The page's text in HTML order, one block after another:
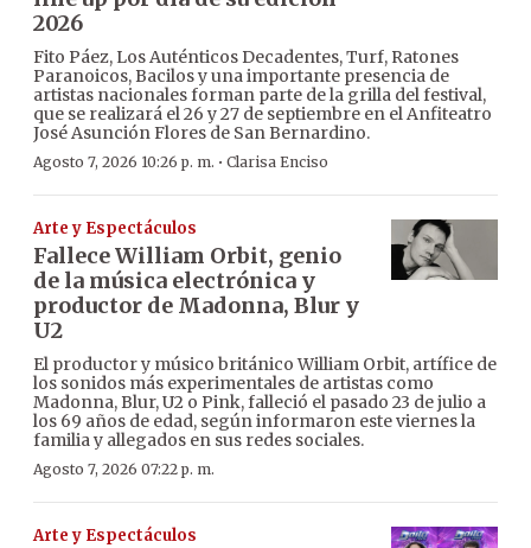
2026
Fito Páez, Los Auténticos Decadentes, Turf, Ratones
Paranoicos, Bacilos y una importante presencia de
artistas nacionales forman parte de la grilla del festival,
que se realizará el 26 y 27 de septiembre en el Anfiteatro
José Asunción Flores de San Bernardino.
Agosto 7, 2026 10:26 p. m. · Clarisa Enciso
Arte y Espectáculos
Fallece William Orbit, genio
de la música electrónica y
productor de Madonna, Blur y
U2
El productor y músico británico William Orbit, artífice de
los sonidos más experimentales de artistas como
Madonna, Blur, U2 o Pink, falleció el pasado 23 de julio a
los 69 años de edad, según informaron este viernes la
familia y allegados en sus redes sociales.
Agosto 7, 2026 07:22 p. m.
Arte y Espectáculos